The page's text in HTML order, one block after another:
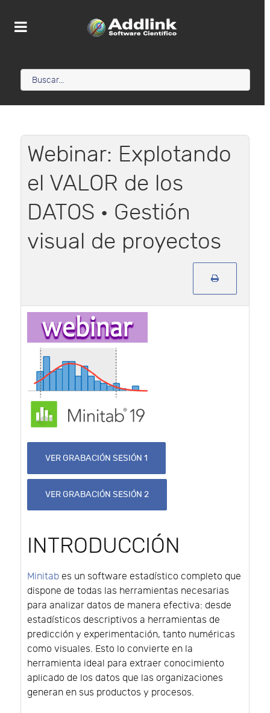
Webinar: Explotando
el VALOR de los
DATOS · Gestión
visual de proyectos
VER GRABACIÓN SESIÓN 1
VER GRABACIÓN SESIÓN 2
INTRODUCCIÓN
Minitab es un software estadístico completo que
dispone de todas las herramientas necesarias
para analizar datos de manera efectiva: desde
estadísticos descriptivos a herramientas de
predicción y experimentación, tanto numéricas
como visuales. Esto lo convierte en la
herramienta ideal para extraer conocimiento
aplicado de los datos que las organizaciones
generan en sus productos y procesos.